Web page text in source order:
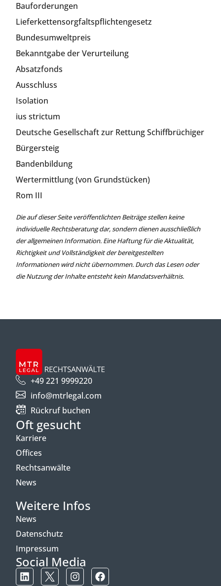
Bauforderungen
Lieferkettensorgfaltspflichtengesetz
Bundesumweltpreis
Bekanntgabe der Verurteilung
Absatzfonds
Ausschluss
Isolation
ius strictum
Deutsche Gesellschaft zur Rettung Schiffbrüchiger
Bürgersteig
Bandenbildung
Wertermittlung (von Grundstücken)
Rom III
Die auf dieser Seite veröffentlichten Beiträge stellen keine
individuelle Rechtsberatung dar, sondern dienen ausschließlich
der allgemeinen Information. Eine Haftung für die Aktualität,
Richtigkeit und Vollständigkeit der bereitgestellten
Informationen wird nicht übernommen. Durch das Lesen oder
die Nutzung der Inhalte entsteht kein Mandatsverhältnis.
+49 221 9999220
info@mtrlegal.com
Rückruf buchen
Oft gesucht
Karriere
Offices
Rechtsanwälte
News
Weitere Infos
News
Datenschutz
Impressum
Social Media